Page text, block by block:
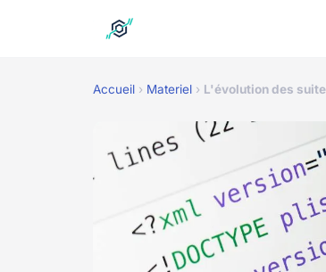
Accueil › Materiel › L'évolution des